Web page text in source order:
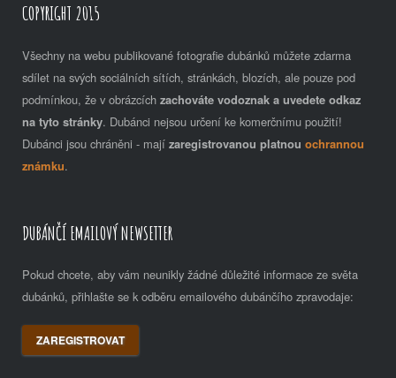
COPYRIGHT 2015
Všechny na webu publikované fotografie dubánků můžete zdarma
sdílet na svých sociálních sítích, stránkách, blozích, ale pouze pod
podmínkou, že v obrázcích zachováte vodoznak a uvedete odkaz
na tyto stránky. Dubánci nejsou určení ke komerčnímu použití!
Dubánci jsou chráněni - mají zaregistrovanou platnou ochrannou
známku.
DUBÁNČÍ EMAILOVÝ NEWSETTER
Pokud chcete, aby vám neunikly žádné důležité informace ze světa
dubánků, přihlašte se k odběru emailového dubánčího zpravodaje:
ZAREGISTROVAT